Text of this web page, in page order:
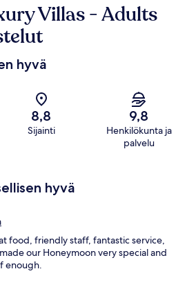
Villas - Adults
hyvä
8,8
Sijainti
9,8
Henkilökunta ja
palvelu
hyvä
food, friendly staff, fantastic service,
our Honeymoon very special and
enough.